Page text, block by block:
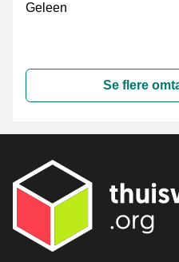
Geleen
Se flere